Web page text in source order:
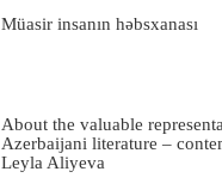
Müasir insanın həbsxanası
About the valuable
Azerbaijani literature –
Leyla Aliyeva